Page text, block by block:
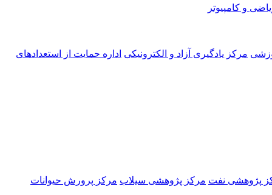
و کامپیوتر
مرکز یادگیری آزاد و الکترونیکی اداره حمایت از استعدادهای
پژوهشی نفت مرکز پژوهشی سیلاب مرکز پرورش حیوانات